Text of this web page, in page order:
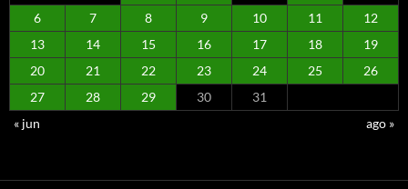
6
7 8 9 10 11
12
13
14 15 16 17 18
19
20
21 22 23 24 25
26
27
28 29 30
31
« jun
ago »